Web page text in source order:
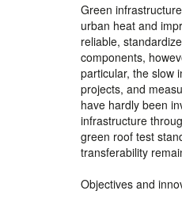
Green
urban heat and
reliable,
components,
particular, the slow
projects, and
have hardly been
infrastructure
green roof test
transferability
Objectives and